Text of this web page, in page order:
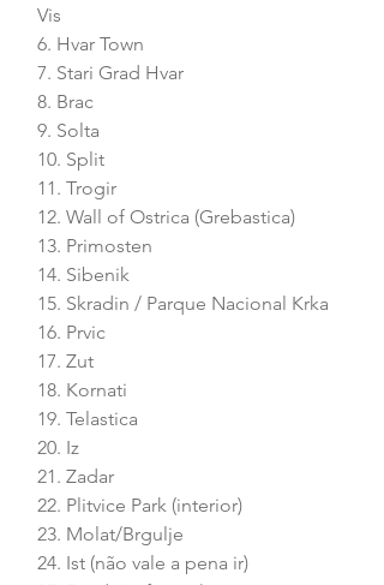
Vis
6. Hvar Town
7. Stari Grad Hvar
8. Brac
9. Solta
10. Split
11. Trogir
12. Wall of Ostrica (Grebastica)
13. Primosten
14. Sibenik
15. Skradin / Parque Nacional Krka
16. Prvic
17. Zut
18. Kornati
19. Telastica
20. Iz
21. Zadar
22. Plitvice Park (interior)
23. Molat/Brgulje
24. Ist (não vale a pena ir)